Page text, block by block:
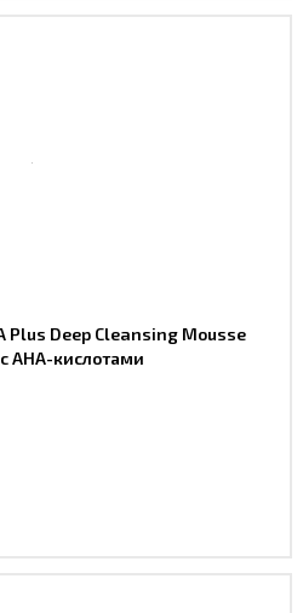
Plus Deep Cleansing Mousse
кислотами